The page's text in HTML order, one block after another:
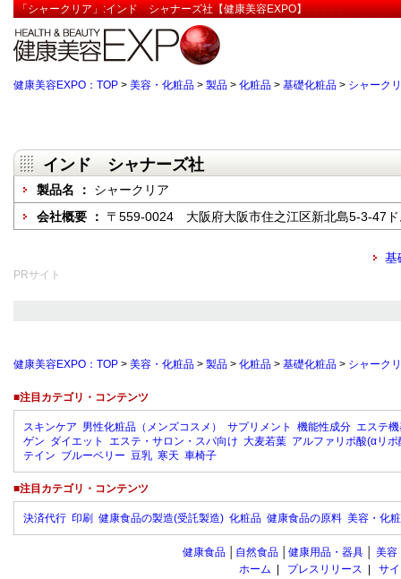
「シャークリア」:インド シャナーズ社【健康美容EXPO】
健康美容EXPO：TOP > 美容・化粧品 > 製品 > 化粧品 > 基礎化粧品 > シャーク
インド シャナーズ社
製品名 ： シャークリア
会社概要 ： 〒559-0024 大阪府大阪市住之江区新北島5-3-47
基
PRサイト
健康美容EXPO：TOP > 美容・化粧品 > 製品 > 化粧品 > 基礎化粧品 > シャーク
■注目カテゴリ・コンテンツ
スキンケア 男性化粧品（メンズコスメ） サプリメント 機能性成分 エステ
ゲン ダイエット エステ・サロン・スパ向け 大麦若葉 アルファリポ酸(αリポ
テイン ブルーベリー 豆乳 寒天 車椅子
■注目カテゴリ・コンテンツ
決済代行 印刷 健康食品の製造(受託製造) 化粧品 健康食品の原料 美容・化
健康食品 自然食品 健康用品・器具 美容
ホーム
プレスリリース
サ